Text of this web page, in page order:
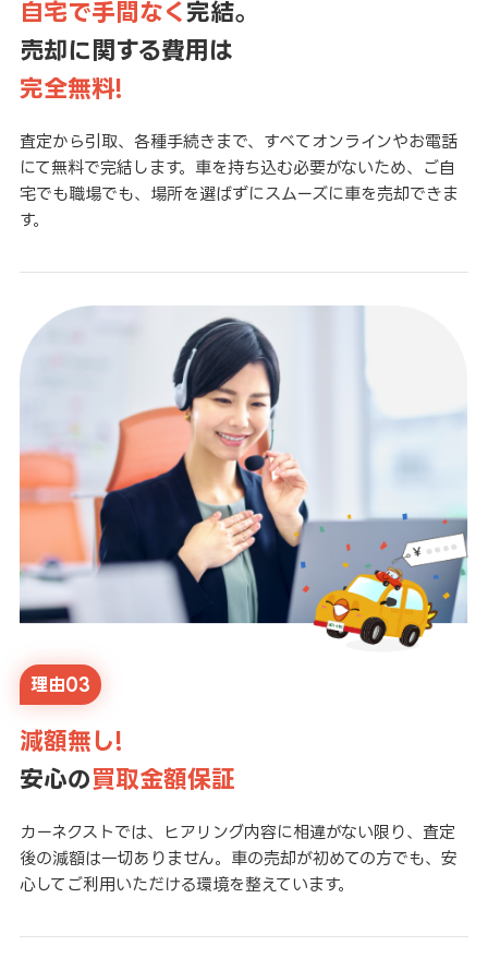
自宅で手間なく 完結。
売却に関する費用は
完全無料!
査定から引取、各種手続きまで、すべてオンラインやお電話
にて無料で完結します。車を持ち込む必要がないため、ご自
宅でも職場でも、場所を選ばずにスムーズに車を売却できま
す。
理由03
減額無し!
安心の買取金額保証
カーネクストでは、ヒアリング内容に相違がない限り、査定
後の減額は一切ありません。車の売却が初めての方でも、安
心してご利用いただける環境を整えています。